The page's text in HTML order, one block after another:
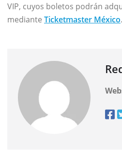
VIP, cuyos boletos podrán
mediante Ticketmaster México.